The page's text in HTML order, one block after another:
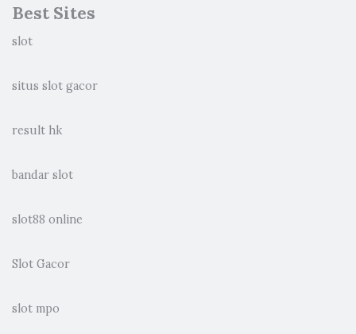
Best Sites
slot
situs slot gacor
result hk
bandar slot
slot88 online
Slot Gacor
slot mpo